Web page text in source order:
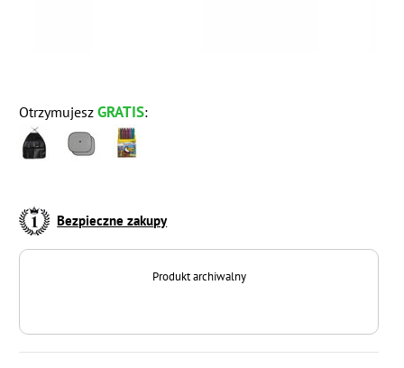
OtrzymujeszGRATIS:
Bezpieczne zakupy
Produkt archiwalny